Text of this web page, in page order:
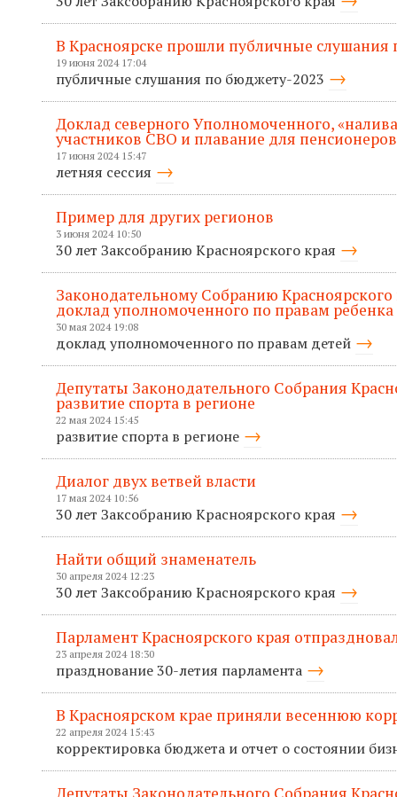
В Красноярске прошли публичные слушания
19 июня 2024 17:04
публичные слушания по бюджету-2023
Доклад северного Уполномоченного,
участников СВО и плавание для пенсионеров
17 июня 2024 15:47
летняя сессия
Пример для других регионов
3 июня 2024 10:50
30 лет Заксобранию Красноярского края
Законодательному Собранию
доклад уполномоченного по правам ребенка
30 мая 2024 19:08
доклад уполномоченного по правам детей
Депутаты Законодательного Собрания
развитие спорта в регионе
22 мая 2024 15:45
развитие спорта в регионе
Диалог двух ветвей власти
17 мая 2024 10:56
30 лет Заксобранию Красноярского края
Найти общий знаменатель
30 апреля 2024 12:23
30 лет Заксобранию Красноярского края
Парламент Красноярского края
23 апреля 2024 18:30
празднование 30-летия парламента
В Красноярском крае приняли весеннюю
22 апреля 2024 15:43
корректировка бюджета и отчет о состоянии
Депутаты Законодательного Собрания